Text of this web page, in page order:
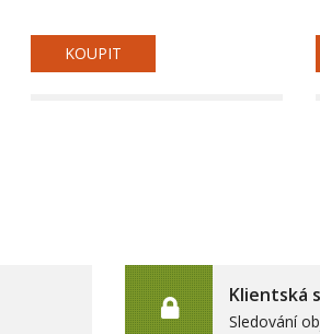
KOUPIT
Klientská
Sledování